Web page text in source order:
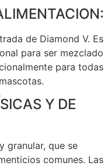
de Diamond V. Es
para ser mezclado
para todas
Y DE
granular, que se
comunes. Las